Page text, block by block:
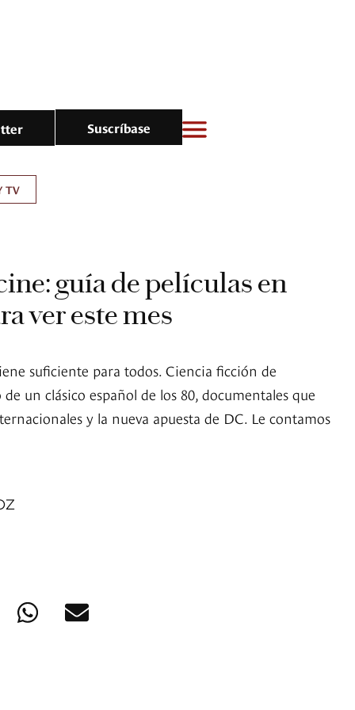
Suscríbase
TV
guía de películas en
ver este mes
suficiente para todos. Ciencia ficción de
un clásico español de los 80, documentales que
y la nueva apuesta de DC. Le contamos